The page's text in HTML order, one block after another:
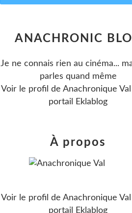
ANACHRONIC
Je ne connais rien au cinéma...
parles quand même
Voir le profil de Anachronique Val
portail Eklablog
À propos
Voir le profil de Anachronique Val
portail Eklablog